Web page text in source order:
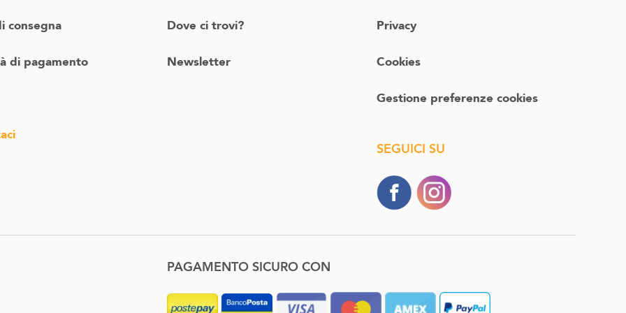
consegna
di pagamento
Dove ci trovi?
Newsletter
Privacy
Cookies
Gestione preferenze cookies
SEGUICI SU
PAGAMENTO SICURO CON